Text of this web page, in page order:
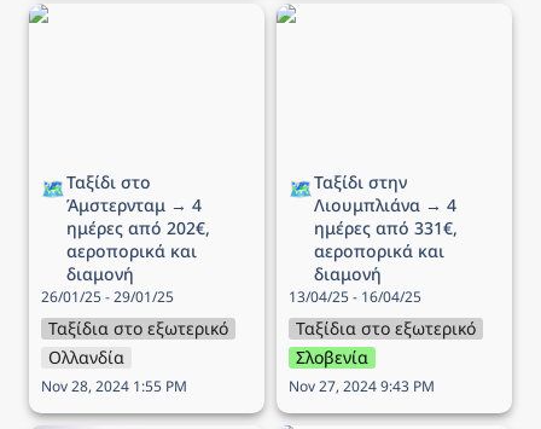
Ταξίδι στο Άμστερνταμ →
🗺️Ταξίδι στο
Άμστερνταμ → 4
ημέρες από 202€,
αεροπορικά και
διαμονή
26/01/25 - 29/01/25
Ταξίδια στο εξωτερικό
Ολλανδία
Nov 28, 2024 1:55 PM
Ταξίδι στην Λιουμπλιάνα
🗺️Ταξίδι στην
Λιουμπλιάνα → 4
ημέρες από 331€,
αεροπορικά και
διαμονή
13/04/25 - 16/04/25
Ταξίδια στο εξωτερικό
Σλοβενία
Nov 27, 2024 9:43 PM